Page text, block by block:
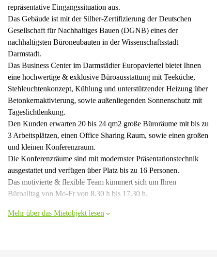
repräsentative Eingangssituation aus.
Das Gebäude ist mit der Silber-Zertifizierung der Deutschen
Gesellschaft für Nachhaltiges Bauen (DGNB) eines der
nachhaltigsten Büroneubauten in der Wissenschaftsstadt
Darmstadt.
Das Business Center im Darmstädter Europaviertel bietet Ihnen
eine hochwertige & exklusive Büroausstattung mit Teeküche,
Stehleuchtenkonzept, Kühlung und unterstützender Heizung über
Betonkernaktivierung, sowie außenliegenden Sonnenschutz mit
Tageslichtlenkung.
Den Kunden erwarten 20 bis 24 qm2 große Büroräume mit bis zu
3 Arbeitsplätzen, einen Office Sharing Raum, sowie einen großen
und kleinen Konferenzraum.
Die Konferenzräume sind mit modernster Präsentationstechnik
ausgestattet und verfügen über Platz bis zu 16 Personen.
Das motivierte & flexible Team kümmert sich um Ihren
Büroalltag von Mo-Fr von 8.30 h bis 17.30 h.
Mehr über das Mietobjekt lesen